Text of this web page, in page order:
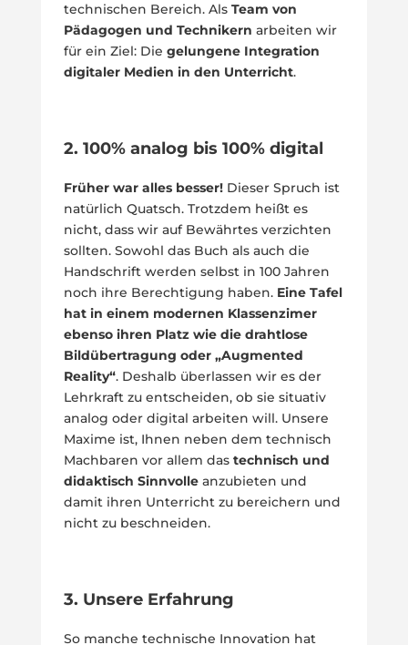
technischen Bereich. Als Team von
Pädagogen und Technikern arbeiten wir
für ein Ziel: Die gelungene Integration
digitaler Medien in den Unterricht.
2. 100% analog bis 100% digital
Früher war alles besser!Dieser Spruch ist
natürlich Quatsch. Trotzdem heißt es
nicht, dass wir auf Bewährtes verzichten
sollten. Sowohl das Buch als auch die
Handschrift werden selbst in 100 Jahren
noch ihre Berechtigung haben. Eine Tafel
hat in einem modernen Klassenzimer
ebenso ihren Platz wie die drahtlose
Bildübertragung oder „Augmented
Reality“. Deshalb überlassen wir es der
Lehrkraft zu entscheiden, ob sie situativ
analog oder digital arbeiten will. Unsere
Maxime ist, Ihnen neben dem technisch
Machbaren vor allem das technisch und
didaktisch Sinnvolle anzubieten und
damit ihren Unterricht zu bereichern und
nicht zu beschneiden.
3. Unsere Erfahrung
So manche technische Innovation hat